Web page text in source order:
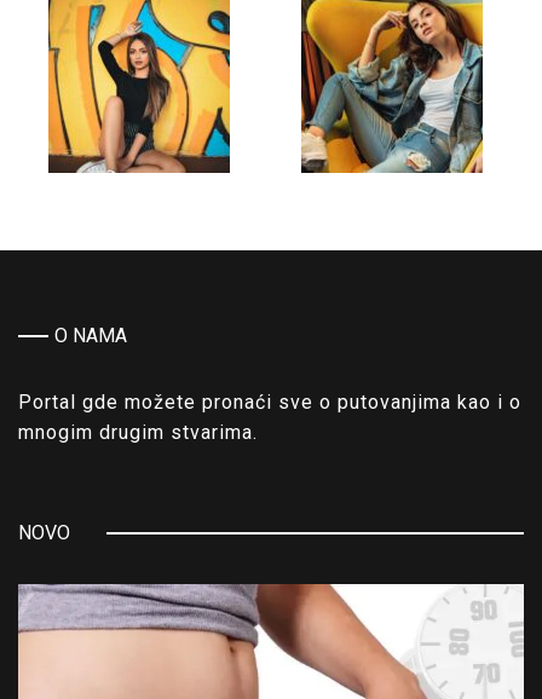
O NAMA
Portal gde možete pronaći sve o putovanjima kao i o
mnogim drugim stvarima.
NOVO